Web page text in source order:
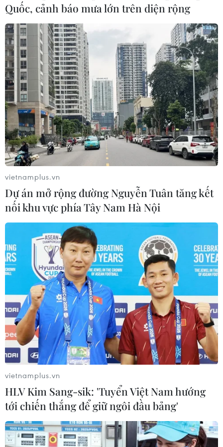
những hoàn cảnh khó khăn, chịu ảnh hưởng
bởi dịch COVID-19./.
(TTXVN/Vietnam+)
#Chốt kiểm dịch #Đói lả
#Cách ly tập trung
#Khai báo y tế Tuyên Quang
Theo dõi VietnamPlus
TIN LIÊN QUAN
Quốc, cảnh báo mưa lớn trên diện rộng
vietnamplus.vn
Dự án mở rộng đường Nguyễn Tuân tăng kết
nối khu vực phía Tây Nam Hà Nội
vietnamplus.vn
HLV Kim Sang-sik: 'Tuyển Việt Nam hướng
tới chiến thắng để giữ ngôi đầu bảng'